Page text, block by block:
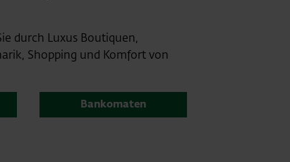
durch Luxus Boutiquen,
Shopping und Komfort von
Bankomaten